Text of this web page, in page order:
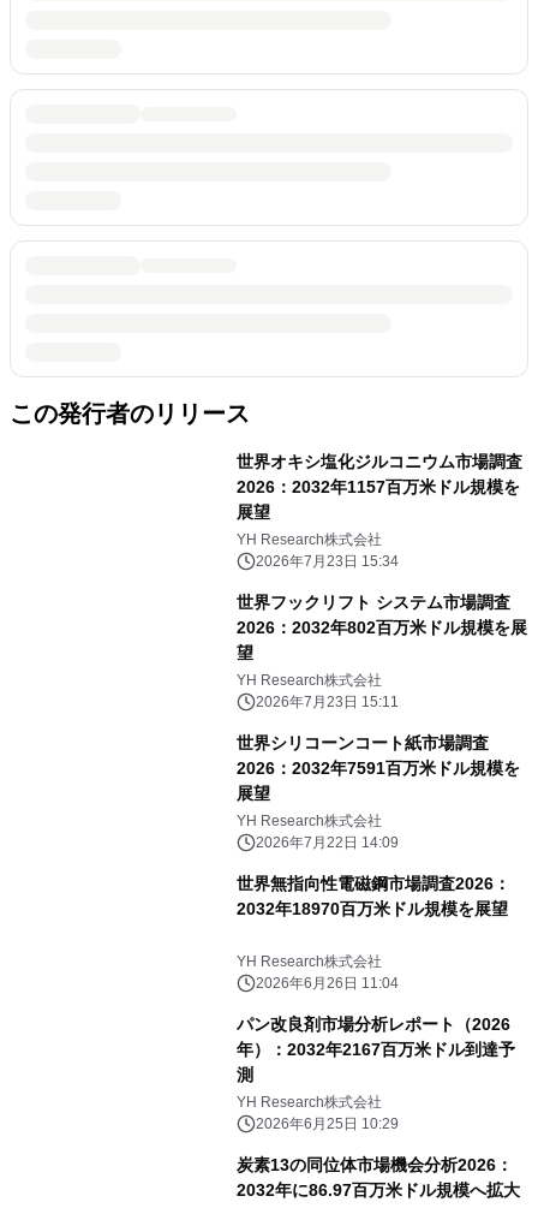
この発行者のリリース
世界オキシ塩化ジルコニウム市場調査
2026：2032年1157百万米ドル規模を
展望
YH Research株式会社
2026年7月23日 15:34
世界フックリフト システム市場調査
2026：2032年802百万米ドル規模を展
望
YH Research株式会社
2026年7月23日 15:11
世界シリコーンコート紙市場調査
2026：2032年7591百万米ドル規模を
展望
YH Research株式会社
2026年7月22日 14:09
世界無指向性電磁鋼市場調査2026：
2032年18970百万米ドル規模を展望
YH Research株式会社
2026年6月26日 11:04
パン改良剤市場分析レポート（2026
年）：2032年2167百万米ドル到達予
測
YH Research株式会社
2026年6月25日 10:29
炭素13の同位体市場機会分析2026：
2032年に86.97百万米ドル規模へ拡大